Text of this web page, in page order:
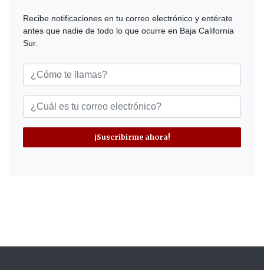
Recibe notificaciones en tu correo electrónico y entérate
antes que nadie de todo lo que ocurre en Baja California
Sur.
¡Suscribirme ahora!